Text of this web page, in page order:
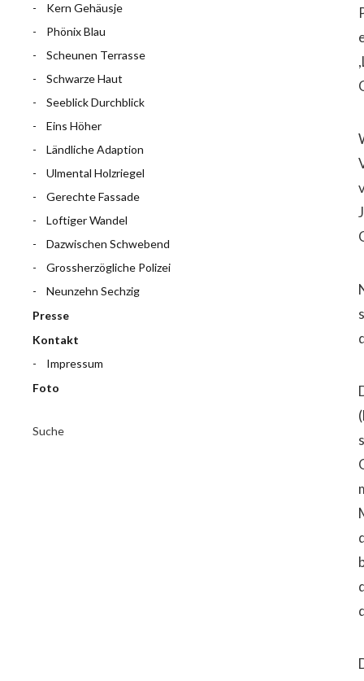
Kern Gehäusje
Phönix Blau
Scheunen Terrasse
Schwarze Haut
Seeblick Durchblick
Eins Höher
Ländliche Adaption
Ulmental Holzriegel
Gerechte Fassade
Loftiger Wandel
Dazwischen Schwebend
Grossherzögliche Polizei
Neunzehn Sechzig
Presse
Kontakt
Impressum
Foto
Suche